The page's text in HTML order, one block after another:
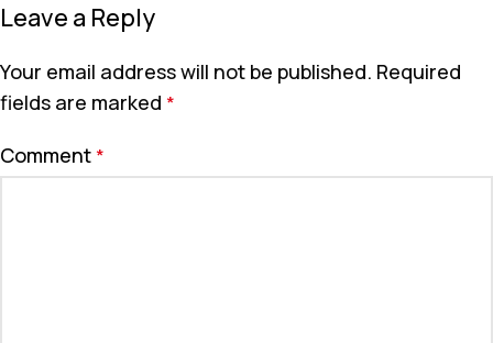
Leave a Reply
Your email address will not be published. Required
fields are marked *
Comment *